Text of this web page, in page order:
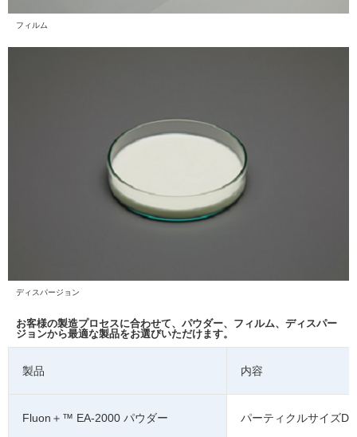
フィルム
ディスパージョン
お客様の製造プロセスに合わせて、パウダー、フィルム、ディスパー
ジョンから最適な製品をお選びいただけます。
製品 内容
Fluon＋™ EA-2000 パウダー パーティクルサイズ